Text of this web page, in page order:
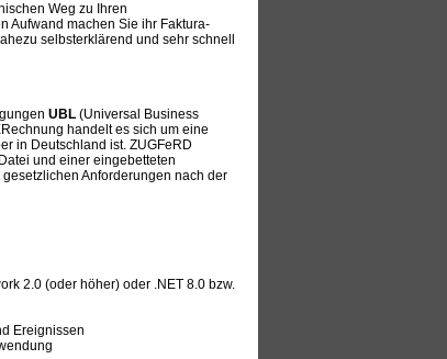
Weg zu Ihren
Aufwand machen Sie ihr Faktura-
selbsterklärend und sehr schnell
UBL (Universal Business
handelt es sich um eine
in Deutschland ist. ZUGFeRD
und einer eingebetteten
Anforderungen nach der
2.0 (oder höher) oder .NET 8.0 bzw.
Ereignissen